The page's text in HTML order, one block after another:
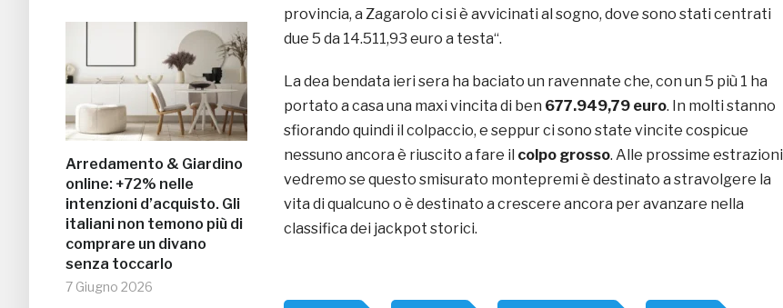
Arredamento & Giardino
online: +72% nelle
intenzioni d’acquisto. Gli
italiani non temono più di
comprare un divano
senza toccarlo
7 Giugno 2026
provincia, a Zagarolo ci si è avvicinati al sogno, dove sono stati centrati
due 5 da 14.511,93 euro a testa“.
La dea bendata ieri sera ha baciato un ravennate che, con un 5 più 1 ha
portato a casa una maxi vincita di ben 677.949,79 euro. In molti stanno
sfiorando quindi il colpaccio, e seppur ci sono state vincite cospicue
nessuno ancora è riuscito a fare il colpo grosso. Alle prossime estrazioni
vedremo se questo smisurato montepremi è destinato a stravolgere la
vita di qualcuno o è destinato a crescere ancora per avanzare nella
classifica dei jackpot storici.